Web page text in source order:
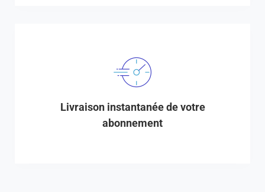
Livraison instantanée de votre
abonnement